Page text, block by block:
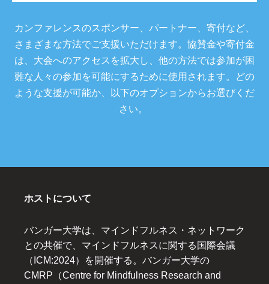
カンファレンスのスポンサー、パートナー、寄付など、
さまざまな方法でご支援いただけます。協賛金や寄付金
は、大会へのアクセスを拡大し、他の方法では参加が困
難な人々の参加を可能にするために使用されます。どの
ような支援が可能か、以下のオプションからお選びくだ
さい。
ホストについて
バンガー大学は、マインドフルネス・ネットワーク
との共催で、マインドフルネスに関する国際会議
（ICM:2024）を開催する。バンガー大学の
CMRP（Centre for Mindfulness Research and